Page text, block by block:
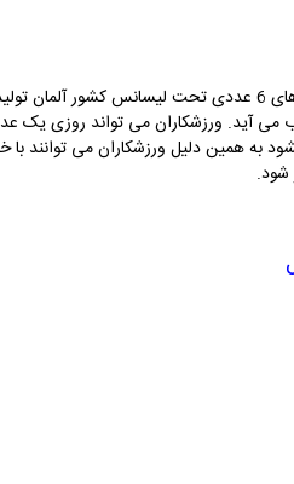
آید. ورزشکاران می تواند روزی یک
به همین دلیل ورزشکاران می توانند با
شود.